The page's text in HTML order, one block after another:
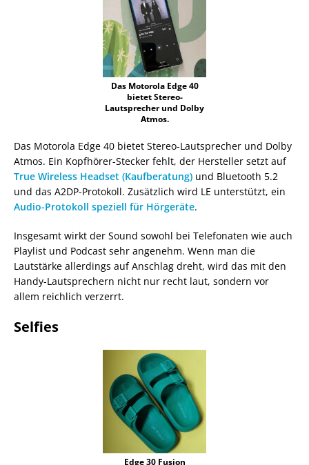
Das Motorola Edge 40
bietet Stereo-
Lautsprecher und Dolby
Atmos.
Das Motorola Edge 40 bietet Stereo-Lautsprecher und Dolby
Atmos. Ein Kopfhörer-Stecker fehlt, der Hersteller setzt auf
True Wireless Headset (Kaufberatung) und Bluetooth 5.2
und das A2DP-Protokoll. Zusätzlich wird LE unterstützt, ein
Audio-Protokoll speziell für Hörgeräte.
Insgesamt wirkt der Sound sowohl bei Telefonaten wie auch
Playlist und Podcast sehr angenehm. Wenn man die
Lautstärke allerdings auf Anschlag dreht, wird das mit den
Handy-Lautsprechern nicht nur recht laut, sondern vor
allem reichlich verzerrt.
Selfies
Edge 30 Fusion